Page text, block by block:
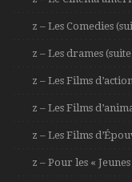
z – Les Comedies
z – Les drames
z – Les Films
z – Les Films
z – Les Films
z – Pour les «